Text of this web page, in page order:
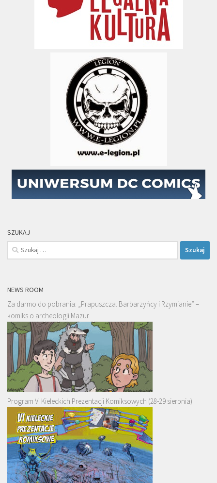
SZUKAJ
Szukaj:
NEWS ROOM
Za darmo do pobrania: „Prapuszcza. Barbarzyńcy i Rzymianie” –
komiks o archeologii Mazur
Program VI Kieleckich Prezentacji Komiksowych (28-29 sierpnia)